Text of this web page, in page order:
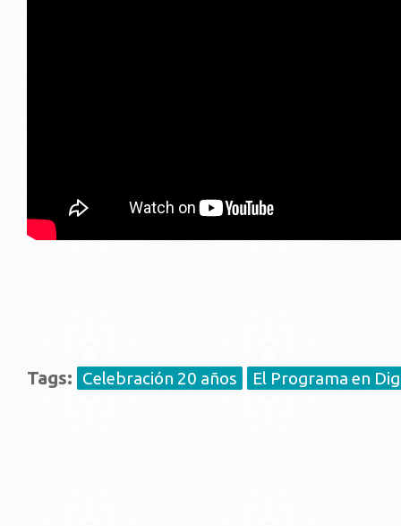
Tags: Celebración 20 años El Programa en